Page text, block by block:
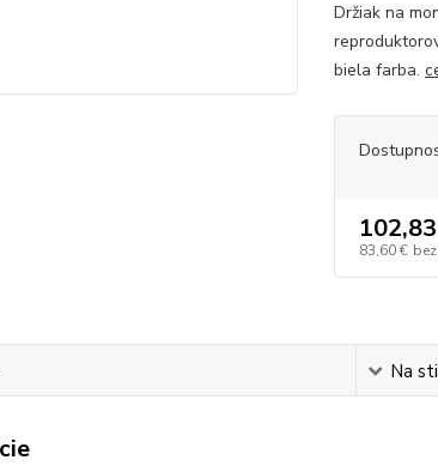
Držiak na
biela farba.
83,60 €
Na